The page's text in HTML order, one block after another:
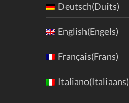
Deutsch(Duits)
English(Engels)
Français(Frans)
Italiano(Italiaans)